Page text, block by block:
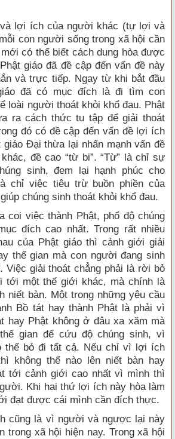
lợi ích của người khác (tự lợi và
con người sống trong xã hội cần
có thể biết cách dung hòa được
giáo đã đề cập đến vấn đề này
và trực tiếp. Ngay từ khi bắt đầu
đã có mục đích là đi tìm con
loài người thoát khỏi khổ đau. Phật
ra cách thức tu tập để giải thoát
đó có đề cập đến vấn đề lợi ích
giáo Đại thừa lại nhấn mạnh vấn đề
đề cao “từ bi”. “Từ” là chỉ sự
sinh, đem lại hạnh phúc cho
chỉ việc tiêu trừ buồn phiền của
chúng sinh thoát khỏi khổ đau.
coi việc thành Phật, phổ độ chúng
đích cao nhất. Trong rất nhiều
của Phật giáo thì cảnh giới giải
thế gian mà con người đang sinh
Việc giải thoát chẳng phải là rời bỏ
tới một thế giới khác, mà chính là
niết bàn. Một trong những yêu cầu
Bồ tát hay thành Phật là phải vì
hay Phật không ở đâu xa xăm mà
gian để cứu độ chúng sinh, vì
thể bỏ đi tất cả. Nếu chỉ vì lợi ích
không thể nào lên niết bàn hay
tới cảnh giới cao nhất vì mình thì
Khi hai thứ lợi ích này hòa làm
đạt được cái mình cần đích thực.
cũng là vì người và ngược lại này
trong xã hội hiện nay. Trong xã hội